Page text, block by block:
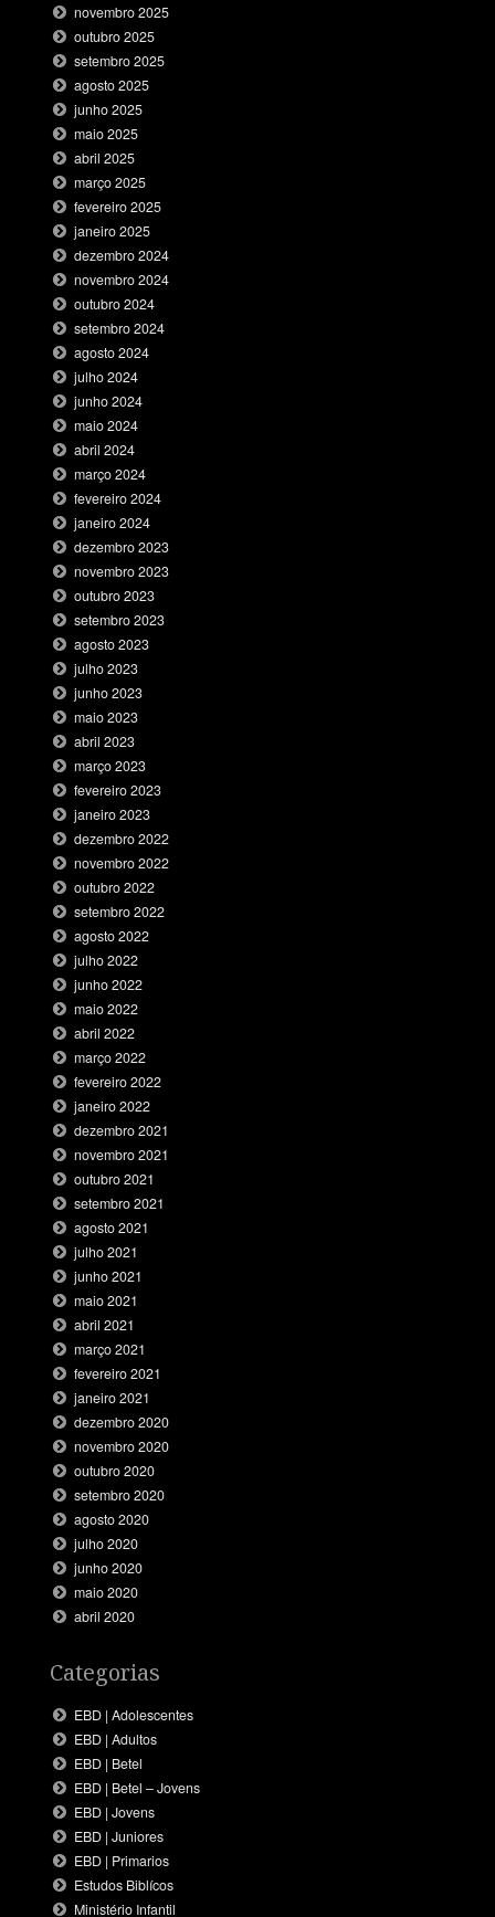
novembro 2025
outubro 2025
setembro 2025
agosto 2025
junho 2025
maio 2025
abril 2025
março 2025
fevereiro 2025
janeiro 2025
dezembro 2024
novembro 2024
outubro 2024
setembro 2024
agosto 2024
julho 2024
junho 2024
maio 2024
abril 2024
março 2024
fevereiro 2024
janeiro 2024
dezembro 2023
novembro 2023
outubro 2023
setembro 2023
agosto 2023
julho 2023
junho 2023
maio 2023
abril 2023
março 2023
fevereiro 2023
janeiro 2023
dezembro 2022
novembro 2022
outubro 2022
setembro 2022
agosto 2022
julho 2022
junho 2022
maio 2022
abril 2022
março 2022
fevereiro 2022
janeiro 2022
dezembro 2021
novembro 2021
outubro 2021
setembro 2021
agosto 2021
julho 2021
junho 2021
maio 2021
abril 2021
março 2021
fevereiro 2021
janeiro 2021
dezembro 2020
novembro 2020
outubro 2020
setembro 2020
agosto 2020
julho 2020
junho 2020
maio 2020
abril 2020
Categorias
EBD | Adolescentes
EBD | Adultos
EBD | Betel
EBD | Betel – Jovens
EBD | Jovens
EBD | Juniores
EBD | Primarios
Estudos Biblícos
Ministério Infantil